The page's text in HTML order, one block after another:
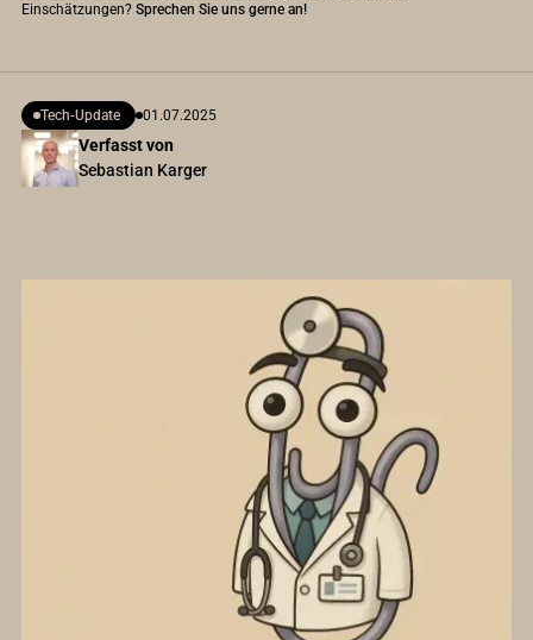
Einschätzungen? Sprechen Sie uns gerne an!
Verfasst von
Sebastian Karger
Tech-Update 01.07.2025